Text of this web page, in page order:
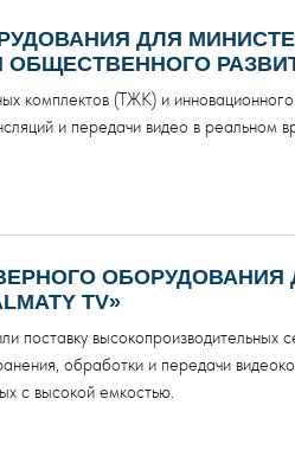
ДЛЯ
комплектов (ТЖК) и
и передачи видео в реальном
ОБОРУДОВАНИЯ
TV»
поставку высокопроизводительных
обработки и передачи
с высокой емкостью.